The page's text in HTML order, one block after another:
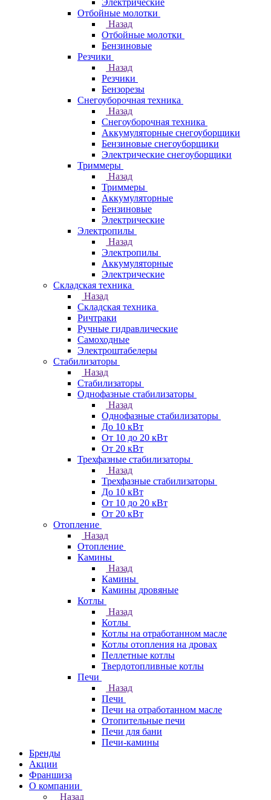
Электрические
Отбойные молотки
Назад
Отбойные молотки
Бензиновые
Резчики
Назад
Резчики
Бензорезы
Снегоуборочная техника
Назад
Снегоуборочная техника
Аккумуляторные снегоуборщики
Бензиновые снегоуборщики
Электрические снегоуборщики
Триммеры
Назад
Триммеры
Аккумуляторные
Бензиновые
Электрические
Электропилы
Назад
Электропилы
Аккумуляторные
Электрические
Складская техника
Назад
Складская техника
Ричтраки
Ручные гидравлические
Самоходные
Электроштабелеры
Стабилизаторы
Назад
Стабилизаторы
Однофазные стабилизаторы
Назад
Однофазные стабилизаторы
До 10 кВт
От 10 до 20 кВт
От 20 кВт
Трехфазные стабилизаторы
Назад
Трехфазные стабилизаторы
До 10 кВт
От 10 до 20 кВт
От 20 кВт
Отопление
Назад
Отопление
Камины
Назад
Камины
Камины дровяные
Котлы
Назад
Котлы
Котлы на отработанном масле
Котлы отопления на дровах
Пеллетные котлы
Твердотопливные котлы
Печи
Назад
Печи
Печи на отработанном масле
Отопительные печи
Печи для бани
Печи-камины
Бренды
Акции
Франшиза
О компании
Назад